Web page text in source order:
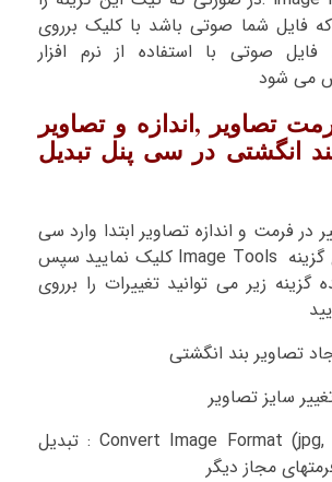
فایل شما صوتی باشد با کلیک برروی
فایل صوتی با استفاده از نرم افزار
تصاویر ,اندازه و تصاویر
انگشتی در سی پنل تبدیل
در فرمت و اندازه تصاویر ابتدا وارد سی
پنل شده و برروی گزینه Image Tools کلیک نمایید سپس
زیر می توانید تغییرات را برروی
Convert Image Format (jpg, gif, bmp, etc.) : تبدیل
مجاز دیگر